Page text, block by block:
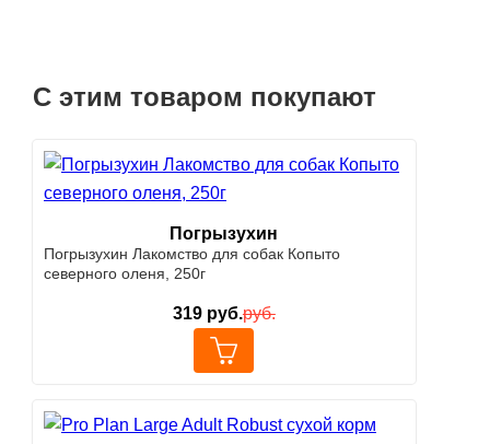
С этим товаром покупают
Погрызухин
Погрызухин Лакомство для собак Копыто
северного оленя, 250г
319руб.руб.